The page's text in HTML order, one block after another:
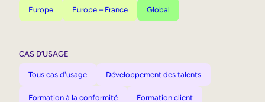
Europe Europe – France Global
CAS D’USAGE
Tous cas d'usage Développement des talents
Formation à la conformité Formation client